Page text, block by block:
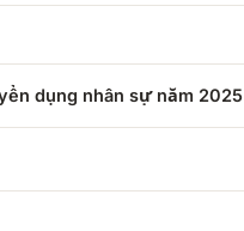
dụng nhân sự năm 2025